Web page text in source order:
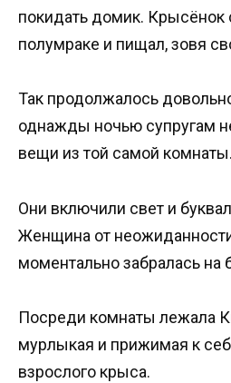
покидать домик.
полумраке и пищал, зовя
Так продолжалось
однажды ночью супругам
вещи из той самой комнаты.
Они включили свет и
Женщина от
моментально забралась на
Посреди комнаты лежала
мурлыкая и прижимая к
взрослого крыса.